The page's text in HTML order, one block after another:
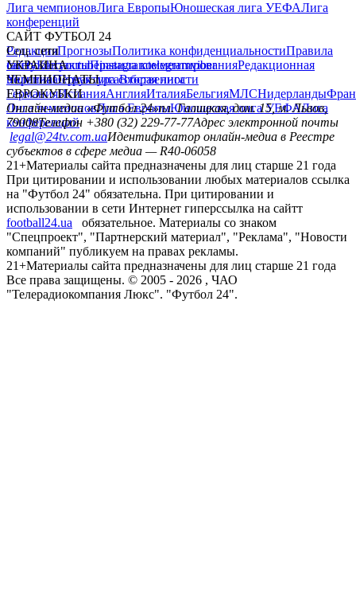
Лига чемпионовЛига ЕвропыЮношеская лига УЕФАЛига
конференций
САЙТ ФУТБОЛ 24
РедакцияПрогнозыПолитика конфиденциальностиПравила
сайтуКонтактыПравила комментированияРедакционная
политикаСтруктура собственности
Соц. сети
facebookxyoutubeinstagramtelegramviber
УКРАИНА
УкраинаПервая лигаВторая лига
ЧЕМПИОНАТЫ
ГерманияИспанияАнглияИталияБельгияМЛСНидерланды
ЕВРОКУБКИ
Лига чемпионовЛига ЕвропыЮношеская лига УЕФАЛига
конференций
Онлайн-медиа «Футбол 24»пл. Галицкая, дом. 15, м. Львов,
79008Телефон +380 (32) 229-77-77Адрес электронной почты
legal@24tv.com.uaИдентификатор онлайн-медиа в Реестре
субъектов в сфере медиа — R40-06058
21+Материалы сайта предназначены для лиц старше 21 года
При цитировании и использовании любых материалов ссылка
на "Футбол 24" обязательна. При цитировании и
использовании в сети Интернет гиперссылка на сайтт
football24.ua
обязательное. Материалы со знаком
"Спецпроект", "Партнерский материал", "Реклама", "Новости
компаний" публикуем на правах рекламы.
21+Материалы сайта предназначены для лиц старше 21 года
Все права защищены. © 2005 - 2026 , ЧАО
"Телерадиокомпания Люкс". "Футбол 24".